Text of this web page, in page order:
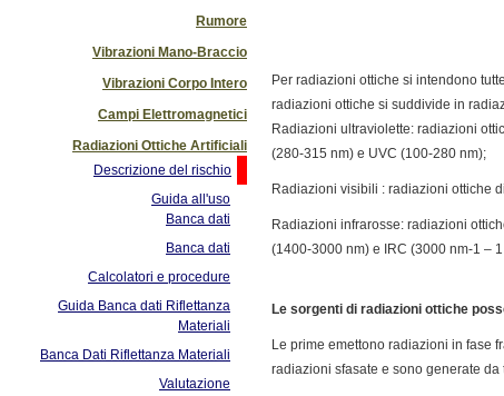
Rumore
Vibrazioni Mano-Braccio
Vibrazioni Corpo Intero
Campi Elettromagnetici
Radiazioni Ottiche Artificiali
Descrizione del rischio
Guida all'uso
Banca dati
Banca dati
Calcolatori e procedure
Guida Banca dati Riflettanza
Materiali
Banca Dati Riflettanza Materiali
Valutazione
Per radiazioni ottiche si intendono
radiazioni ottiche si suddivide in
Radiazioni ultraviolette: radiazioni
(280-315 nm) e UVC (100-280 nm);
Radiazioni visibili : radiazioni ottiche
Radiazioni infrarosse: radiazioni
(1400-3000 nm) e IRC (3000 nm-1 –
Le sorgenti di radiazioni ottiche
Le prime emettono radiazioni in fase
radiazioni sfasate e sono generate